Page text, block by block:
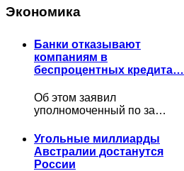
Экономика
Банки отказывают
компаниям в
беспроцентных кредита…
Об этом заявил
уполномоченный по за…
Угольные миллиарды
Австралии достанутся
России